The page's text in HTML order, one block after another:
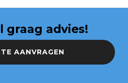
graag advies!
AANVRAGEN